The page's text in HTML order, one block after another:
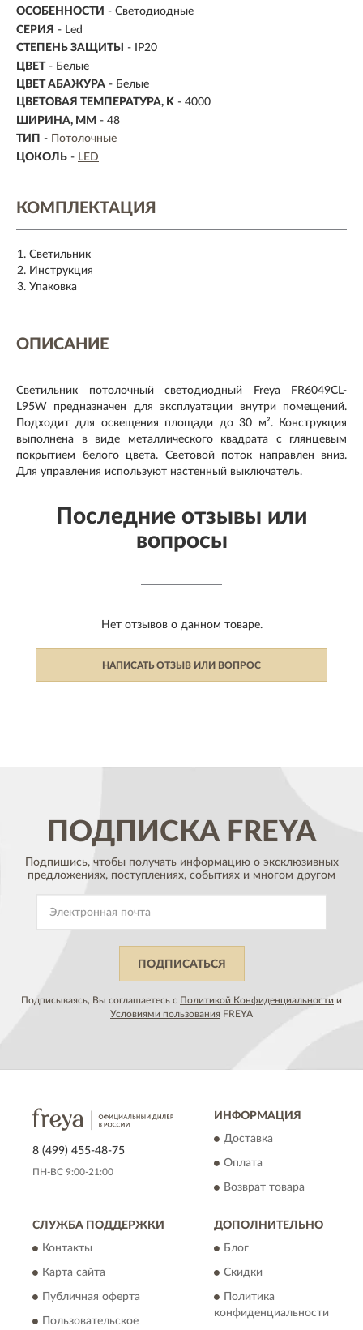
ОСОБЕННОСТИ - Светодиодные
СЕРИЯ - Led
СТЕПЕНЬ ЗАЩИТЫ
- IP20
ЦВЕТ - Белые
ЦВЕТ АБАЖУРА - Белые
ЦВЕТОВАЯ ТЕМПЕРАТУРА, K - 4000
ШИРИНА, ММ - 48
ТИП -
Потолочные
ЦОКОЛЬ - LED
КОМПЛЕКТАЦИЯ
Cветильник
Инструкция
Упаковка
ОПИСАНИЕ
Светильник потолочный светодиодный Freya FR6049CL-
L95W предназначен для эксплуатации внутри помещений.
Подходит для освещения площади до 30 м². Конструкция
выполнена в виде металлического квадрата с глянцевым
покрытием белого цвета. Световой поток направлен вниз.
Для управления используют настенный выключатель.
Последние отзывы или
вопросы
Нет отзывов о данном товаре.
НАПИСАТЬ ОТЗЫВ ИЛИ ВОПРОС
ПОДПИСКА FREYA
Подпишись, чтобы получать информацию о эксклюзивных
предложениях, поступлениях, событиях и многом другом
ПОДПИСАТЬСЯ
Подписываясь, Вы соглашаетесь с Политикой Конфиденциальности и
Условиями пользования FREYA
8 (499) 455-48-75
ПН-ВС 9:00-21:00
ИНФОРМАЦИЯ
Доставка
Оплата
Возврат товара
СЛУЖБА ПОДДЕРЖКИ
Контакты
Карта сайта
Публичная оферта
Пользовательское
ДОПОЛНИТЕЛЬНО
Блог
Скидки
Политика
конфиденциальности